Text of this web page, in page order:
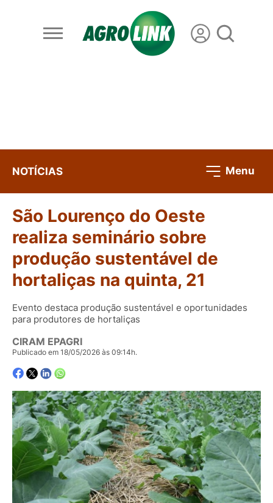
NOTÍCIAS Menu
São Lourenço do Oeste
realiza seminário sobre
produção sustentável de
hortaliças na quinta, 21
Evento destaca produção sustentável e oportunidades
para produtores de hortaliças
CIRAM EPAGRI
Publicado em 18/05/2026 às 09:14h.